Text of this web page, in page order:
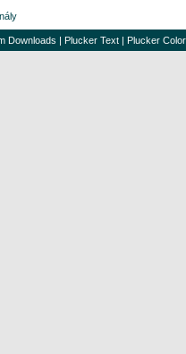
Downloads | Plucker Text | Plucker Color